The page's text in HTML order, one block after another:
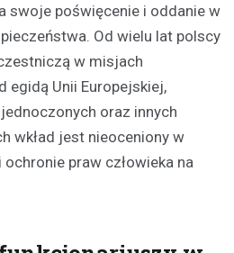
swoje poświęcenie i oddanie w
Od wielu lat polscy
w misjach
egidą Unii Europejskiej,
oraz innych
wkład jest nieoceniony w
praw człowieka na